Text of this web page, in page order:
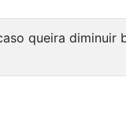
queira diminuir